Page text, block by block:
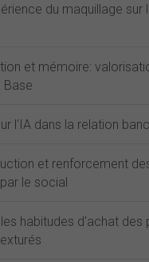
du maquillage sur
et mémoire:
Base
l'IA dans la relation
et renforcement
le social
habitudes d'achat des